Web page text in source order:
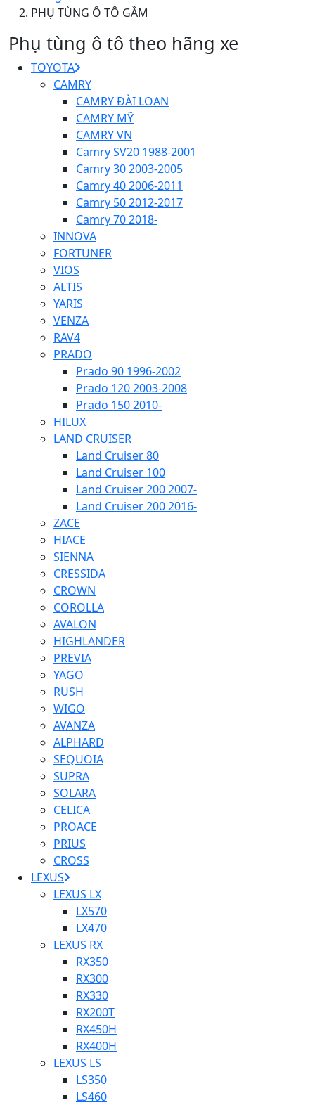
PHỤ TÙNG Ô TÔ GẦM
Phụ tùng ô tô theo hãng xe
TOYOTA
CAMRY
CAMRY ĐÀI LOAN
CAMRY MỸ
CAMRY VN
Camry SV20 1988-2001
Camry 30 2003-2005
Camry 40 2006-2011
Camry 50 2012-2017
Camry 70 2018-
INNOVA
FORTUNER
VIOS
ALTIS
YARIS
VENZA
RAV4
PRADO
Prado 90 1996-2002
Prado 120 2003-2008
Prado 150 2010-
HILUX
LAND CRUISER
Land Cruiser 80
Land Cruiser 100
Land Cruiser 200 2007-
Land Cruiser 200 2016-
ZACE
HIACE
SIENNA
CRESSIDA
CROWN
COROLLA
AVALON
HIGHLANDER
PREVIA
YAGO
RUSH
WIGO
AVANZA
ALPHARD
SEQUOIA
SUPRA
SOLARA
CELICA
PROACE
PRIUS
CROSS
LEXUS
LEXUS LX
LX570
LX470
LEXUS RX
RX350
RX300
RX330
RX200T
RX450H
RX400H
LEXUS LS
LS350
LS460